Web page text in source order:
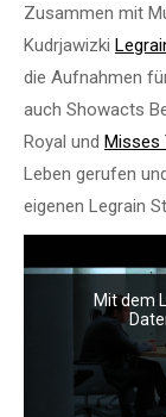
Zusammen mit
Kudrjawizki
die Aufnahmen
auch Showacts
Royal und Misses
Leben gerufen
eigenen Legrain
Mit dem